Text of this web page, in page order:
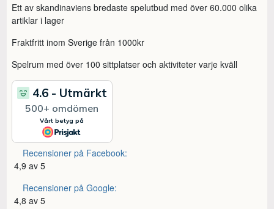
Ett av skandinaviens bredaste spelutbud med över 60.000 olika
artiklar i lager
Fraktfritt inom Sverige från 1000kr
Spelrum med över 100 sittplatser och aktiviteter varje kväll
Recensioner på Facebook:
4,9 av 5
Recensioner på Google:
4,8 av 5